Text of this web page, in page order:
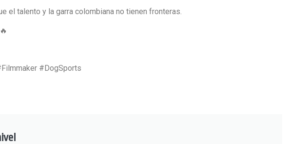
el talento y la garra colombiana no tienen fronteras.
#DogSports